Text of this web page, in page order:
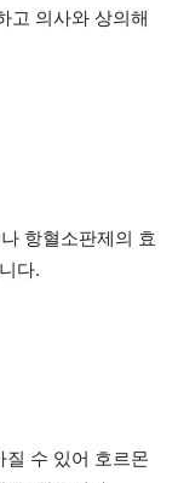
고 의사와 상의해
항혈소판제의 효
다.
수 있어 호르몬